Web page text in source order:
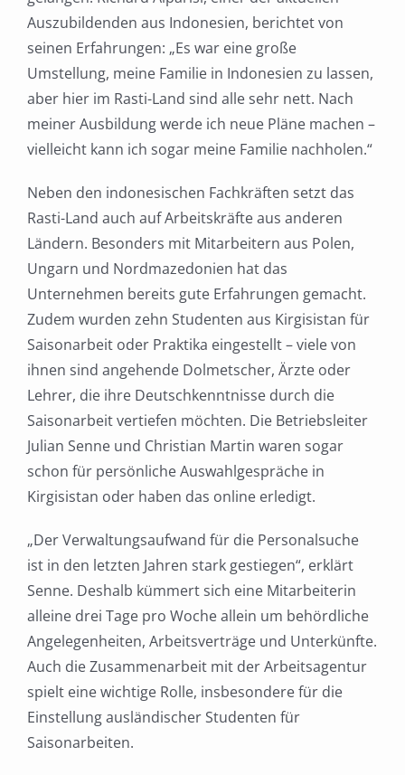
Auszubildenden aus Indonesien, berichtet von
seinen Erfahrungen: „Es war eine große
Umstellung, meine Familie in Indonesien zu lassen,
aber hier im Rasti-Land sind alle sehr nett. Nach
meiner Ausbildung werde ich neue Pläne machen –
vielleicht kann ich sogar meine Familie nachholen.“
Neben den indonesischen Fachkräften setzt das
Rasti-Land auch auf Arbeitskräfte aus anderen
Ländern. Besonders mit Mitarbeitern aus Polen,
Ungarn und Nordmazedonien hat das
Unternehmen bereits gute Erfahrungen gemacht.
Zudem wurden zehn Studenten aus Kirgisistan für
Saisonarbeit oder Praktika eingestellt – viele von
ihnen sind angehende Dolmetscher, Ärzte oder
Lehrer, die ihre Deutschkenntnisse durch die
Saisonarbeit vertiefen möchten. Die Betriebsleiter
Julian Senne und Christian Martin waren sogar
schon für persönliche Auswahlgespräche in
Kirgisistan oder haben das online erledigt.
„Der Verwaltungsaufwand für die Personalsuche
ist in den letzten Jahren stark gestiegen“, erklärt
Senne. Deshalb kümmert sich eine Mitarbeiterin
alleine drei Tage pro Woche allein um behördliche
Angelegenheiten, Arbeitsverträge und Unterkünfte.
Auch die Zusammenarbeit mit der Arbeitsagentur
spielt eine wichtige Rolle, insbesondere für die
Einstellung ausländischer Studenten für
Saisonarbeiten.